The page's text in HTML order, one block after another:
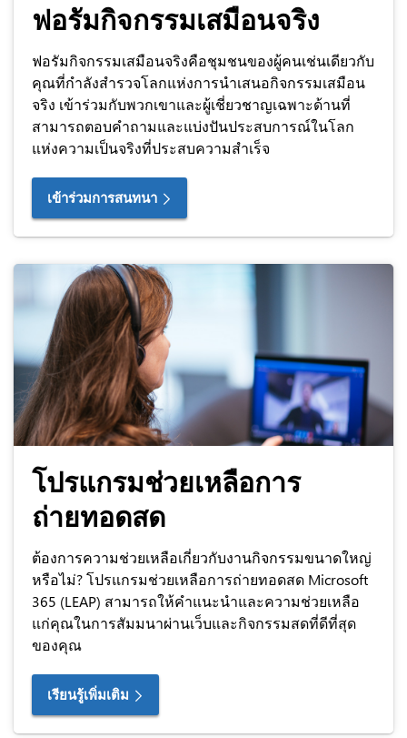
ฟอรัมกิจกรรมเสมือนจริง
ฟอรัมกิจกรรมเสมือนจริงคือชุมชนของผู้คนเช่นเดียวกับ
คุณที่กำลังสำรวจโลกแห่งการนำเสนอกิจกรรมเสมือน
จริง เข้าร่วมกับพวกเขาและผู้เชี่ยวชาญเฉพาะด้านที่
สามารถตอบคำถามและแบ่งปันประสบการณ์ในโลก
แห่งความเป็นจริงที่ประสบความสำเร็จ
เข้าร่วมการสนทนา
โปรแกรมช่วยเหลือการ
ถ่ายทอดสด
ต้องการความช่วยเหลือเกี่ยวกับงานกิจกรรมขนาดใหญ่
หรือไม่? โปรแกรมช่วยเหลือการถ่ายทอดสด Microsoft
365 (LEAP) สามารถให้คำแนะนำและความช่วยเหลือ
แก่คุณในการสัมมนาผ่านเว็บและกิจกรรมสดที่ดีที่สุด
ของคุณ
เรียนรู้เพิ่มเติม